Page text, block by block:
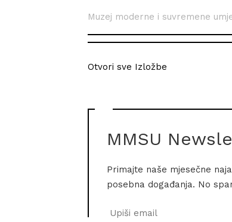
Muzej moderne i suvremene
Otvori sve Izložbe
MMSU
Primajte naše mjesečne
posebna događanja. No